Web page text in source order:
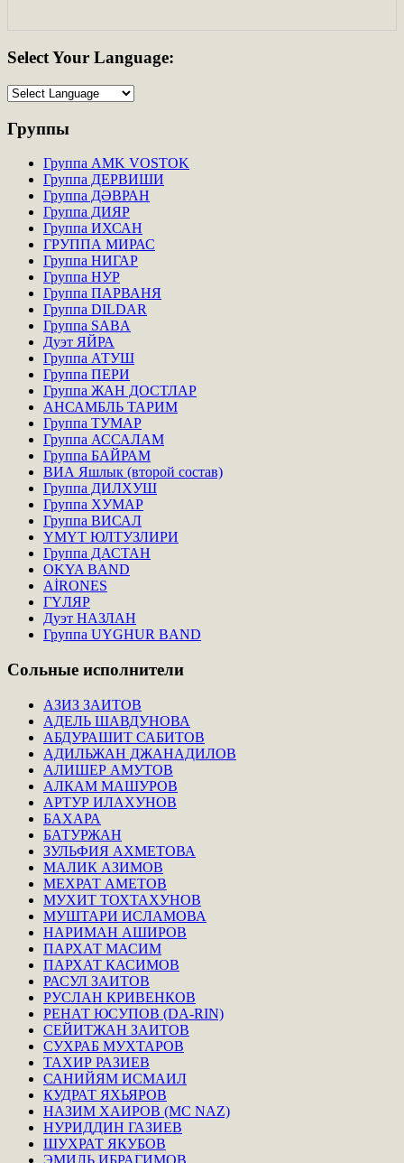
SelectYour Language:
Группы
Группа AMK VOSTOK
Группа ДЕРВИШИ
Группа ДӘВРАН
Группа ДИЯР
Группа ИХСАН
ГРУППА МИРАС
Группа НИГАР
Группа НУР
Группа ПАРВАНЯ
Группа DILDAR
Группа SABA
Дуэт ЯЙРА
Группа АТУШ
Группа ПЕРИ
Группа ЖАН ДОСТЛАР
АНСАМБЛЬ ТАРИМ
Группа ТУМАР
Группа АССАЛАМ
Группа БАЙРАМ
ВИА Яшлык (второй состав)
Группа ДИЛХУШ
Группа ХУМАР
Группа ВИСАЛ
ҮМҮТ ЮЛТУЗЛИРИ
Группа ДАСТАН
OKYA BAND
AİRONES
ГҮЛЯР
Дуэт НАЗЛАН
Группа UYGHUR BAND
Сольные исполнители
АЗИЗ ЗАИТОВ
АДЕЛЬ ШАВДУНОВА
АБДУРАШИТ САБИТОВ
АДИЛЬЖАН ДЖАНАДИЛОВ
АЛИШЕР АМУТОВ
АЛКАМ МАШУРОВ
АРТУР ИЛАХУНОВ
БАХАРА
БАТУРЖАН
ЗУЛЬФИЯ АХМЕТОВА
МАЛИК АЗИМОВ
МЕХРАТ АМЕТОВ
МУХИТ ТОХТАХУНОВ
МУШТАРИ ИСЛАМОВА
НАРИМАН АШИРОВ
ПАРХАТ МАСИМ
ПАРХАТ КАСИМОВ
РАСУЛ ЗАИТОВ
РУСЛАН КРИВЕНКОВ
РЕНАТ ЮСУПОВ (DA-RIN)
СЕЙИТЖАН ЗАИТОВ
СУХРАБ МУХТАРОВ
ТАХИР РАЗИЕВ
САНИЙЯМ ИСМАИЛ
КУДРАТ ЯХЬЯРОВ
НАЗИМ ХАИРОВ (MC NAZ)
НУРИДДИН ГАЗИЕВ
ШУХРАТ ЯКУБОВ
ЭМИЛЬ ИБРАГИМОВ